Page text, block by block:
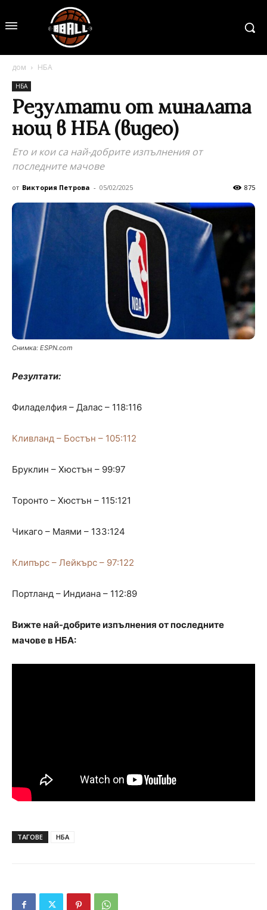
дом НБА
НБА
Резултати от миналата
нощ в НБА (видео)
Ето и кои са най-добрите изпълнения от
последните мачове
от Виктория Петрова - 05/02/2025 875
Снимка: ЕSPN.com
Резултати:
Филаделфия – Далас – 118:116
Кливланд – Бостън – 105:112
Бруклин – Хюстън – 99:97
Торонто – Хюстън – 115:121
Чикаго – Маями – 133:124
Клипърс – Лейкърс – 97:122
Портланд – Индиана – 112:89
Вижте най-добрите изпълнения от последните
мачове в НБА:
ТАГОВЕ НБА